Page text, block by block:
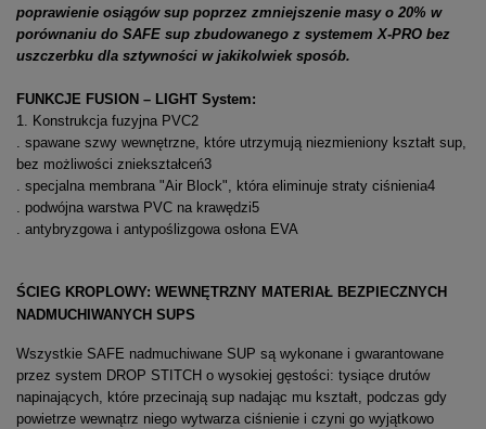
poprawienie osiągów sup poprzez zmniejszenie masy o 20% w
porównaniu do SAFE sup zbudowanego z systemem X-PRO bez
uszczerbku dla sztywności w jakikolwiek sposób.
FUNKCJE FUSION – LIGHT System:
1. Konstrukcja fuzyjna PVC2
. spawane szwy wewnętrzne, które utrzymują niezmieniony kształt sup,
bez możliwości zniekształceń3
. specjalna membrana "Air Block", która eliminuje straty ciśnienia4
. podwójna warstwa PVC na krawędzi5
. antybryzgowa i antypoślizgowa osłona EVA
ŚCIEG KROPLOWY: WEWNĘTRZNY MATERIAŁ BEZPIECZNYCH
NADMUCHIWANYCH SUPS
Wszystkie SAFE nadmuchiwane SUP są wykonane i gwarantowane
przez system DROP STITCH o wysokiej gęstości: tysiące drutów
napinających, które przecinają sup nadając mu kształt, podczas gdy
powietrze wewnątrz niego wytwarza ciśnienie i czyni go wyjątkowo